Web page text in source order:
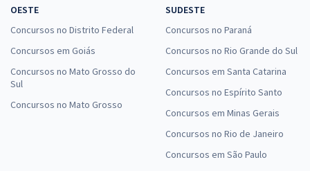
OESTE
Concursos no Distrito Federal
Concursos em Goiás
Concursos no Mato Grosso do
Sul
Concursos no Mato Grosso
SUDESTE
Concursos no Paraná
Concursos no Rio Grande do Sul
Concursos em Santa Catarina
Concursos no Espírito Santo
Concursos em Minas Gerais
Concursos no Rio de Janeiro
Concursos em São Paulo